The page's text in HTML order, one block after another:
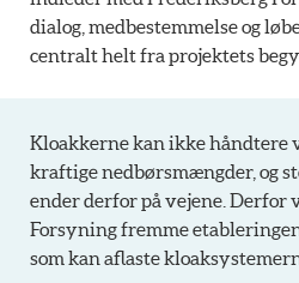
dialog, medbestemmelse og
centralt helt fra projektets
Kloakkerne kan ikke håndtere
kraftige nedbørsmængder, og
ender derfor på vejene. Derfor
Forsyning fremme
som kan aflaste